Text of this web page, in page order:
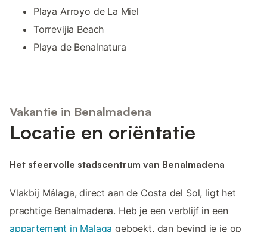
Playa Arroyo de La Miel
Torrevijia Beach
Playa de Benalnatura
Vakantie in Benalmadena
Locatie en oriëntatie
Het sfeervolle stadscentrum van Benalmadena
Vlakbij Málaga, direct aan de Costa del Sol, ligt het
prachtige Benalmadena. Heb je een verblijf in een
appartement in Malaga geboekt, dan bevind je je op